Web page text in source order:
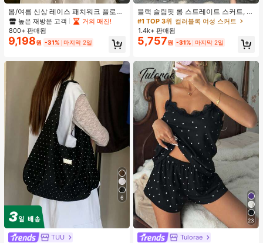
봄/여름 신상 레이스 패치워크 플로럴
트림 소프트 니트 가디건 경량 재킷 탑
여성용, 코티지코어 옐로우
높은 재방문 고객
거의 매진!
800+ 판매됨
9,198원 -31% 마지막 2일
6
TUU
블랙 슬림핏 롱 스트레이트 스커트, 여
성 패션 폴리에스터 캐주얼 파티 스커
트, 다용도 및 귀여운, 일상 착용에 적
합, 여름 휴가. 해변, 음악 축제 및 여름
휴가에 완벽, 90년대
#1 TOP 3위 컬러블록 여성 스커트
1.4k+ 판매됨
5,757원 -31% 마지막 2일
23
Tulorae